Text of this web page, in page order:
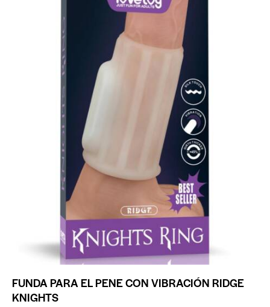
FUNDA PARA EL PENE CON VIBRACIÓN RIDGE
KNIGHTS